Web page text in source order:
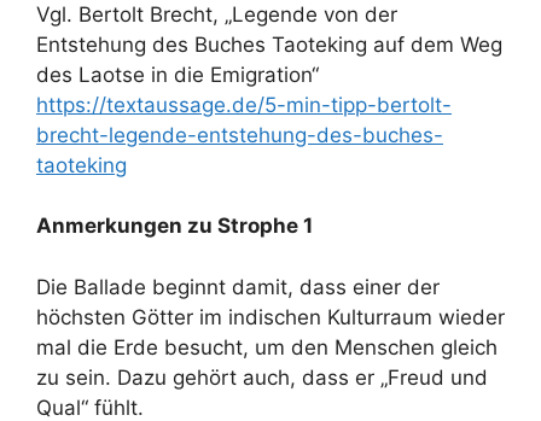
Vgl. Bertolt Brecht, „Legende von der
Entstehung des Buches Taoteking auf dem Weg
des Laotse in die Emigration“
https://textaussage.de/5-min-tipp-bertolt-
brecht-legende-entstehung-des-buches-
taoteking
Anmerkungen zu Strophe 1
Die Ballade beginnt damit, dass einer der
höchsten Götter im indischen Kulturraum wieder
mal die Erde besucht, um den Menschen gleich
zu sein. Dazu gehört auch, dass er „Freud und
Qual“ fühlt.